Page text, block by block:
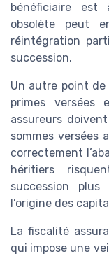
bénéficiaire est
obsolète peut
réintégration
succession.
Un autre point
primes versées
assureurs
sommes versées
correctement
héritiers
succession
l’origine des
La fiscalité
qui impose une